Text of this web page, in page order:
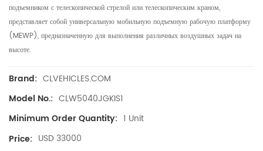
подъемником с телескопической стрелой или телескопическим краном,
представляет собой универсальную мобильную подъемную рабочую платформу
(MEWP), предназначенную для выполнения различных воздушных задач на
высоте.
Brand: CLVEHICLES.COM
Model No.: CLW5040JGKIS1
Minimum Order Quantity: 1 Unit
Price: USD 33000